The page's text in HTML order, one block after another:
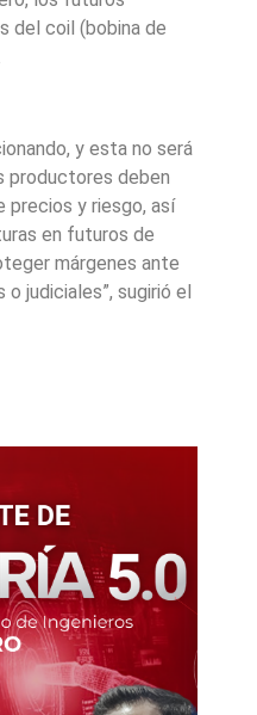
del coil (bobina de
y esta no será
productores deben
precios y riesgo, así
en futuros de
márgenes ante
judiciales”, sugirió el